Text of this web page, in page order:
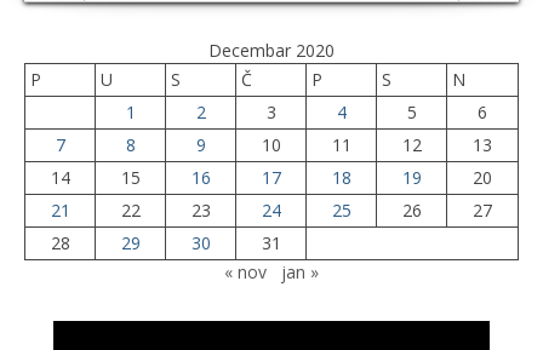
Decembar 2020
P
U S Č P S
N
1
2 3 4 5
6
7
8 9 10 11 12
13
14
15 16 17 18 19
20
21
22 23 24 25 26
27
28
29 30
31
« nov
jan »